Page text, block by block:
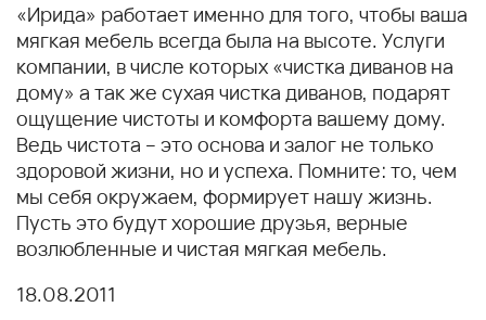
«Ирида» работает именно для того, чтобы ваша
мягкая мебель всегда была на высоте. Услуги
компании, в числе которых «чистка диванов на
дому» а так же сухая чистка диванов, подарят
ощущение чистоты и комфорта вашему дому.
Ведь чистота – это основа и залог не только
здоровой жизни, но и успеха. Помните: то, чем
мы себя окружаем, формирует нашу жизнь.
Пусть это будут хорошие друзья, верные
возлюбленные и чистая мягкая мебель.
18.08.2011